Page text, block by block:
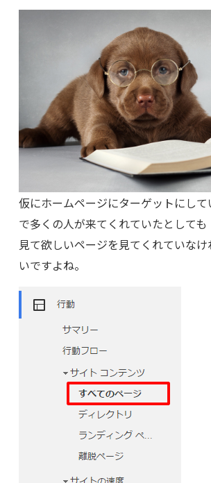
仮にホームページにターゲットにし
で多くの人が来てくれていたとしても
見て欲しいページを見てくれていな
いですよね。